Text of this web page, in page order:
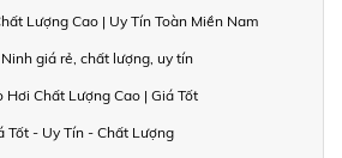
Lượng Cao | Uy Tín Toàn Miền Nam
giá rẻ, chất lượng, uy tín
Chất Lượng Cao | Giá Tốt
Tốt - Uy Tín - Chất Lượng